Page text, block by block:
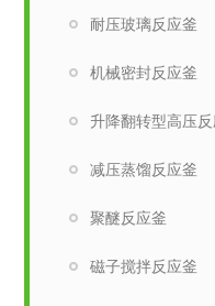
耐压玻璃反应釜
机械密封反应釜
升降翻转型高压
减压蒸馏反应釜
聚醚反应釜
磁子搅拌反应釜